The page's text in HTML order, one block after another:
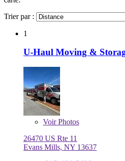
Trier par :
1
U-Haul Moving &
VoirPhotos
26470 US Rte 11
Evans Mills, NY 13637